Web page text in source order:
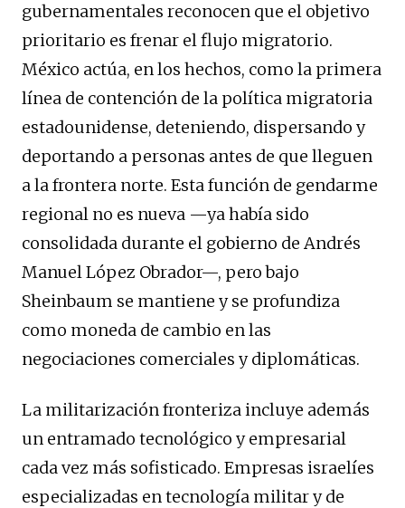
gubernamentales reconocen que el objetivo
prioritario es frenar el flujo migratorio.
México actúa, en los hechos, como la primera
línea de contención de la política migratoria
estadounidense, deteniendo, dispersando y
deportando a personas antes de que lleguen
a la frontera norte. Esta función de gendarme
regional no es nueva —ya había sido
consolidada durante el gobierno de Andrés
Manuel López Obrador—, pero bajo
Sheinbaum se mantiene y se profundiza
como moneda de cambio en las
negociaciones comerciales y diplomáticas.
La militarización fronteriza incluye además
un entramado tecnológico y empresarial
cada vez más sofisticado. Empresas israelíes
especializadas en tecnología militar y de